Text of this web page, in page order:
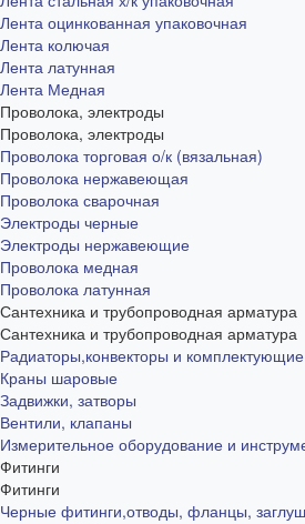
Лента оцинкованная упаковочная
Лента колючая
Лента латунная
Лента Медная
Проволока, электроды
Проволока, электроды
Проволока торговая о/к (вязальная)
Проволока нержавеющая
Проволока сварочная
Электроды черные
Электроды нержавеющие
Проволока медная
Проволока латунная
Сантехника и трубопроводная арматура
Сантехника и трубопроводная арматура
Радиаторы,конвекторы и комплектующие
Краны шаровые
Задвижки, затворы
Вентили, клапаны
Измерительное оборудование и
Фитинги
Фитинги
Черные фитинги,отводы, фланцы,